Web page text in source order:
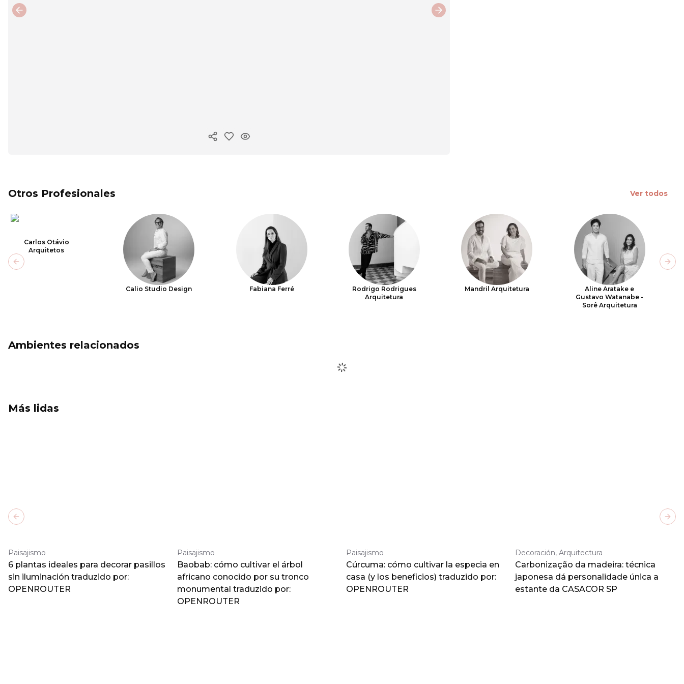
Copiar enlace
Previous slide Next slide
Otros Profesionales Ver todos
Carlos Otávio
Arquitetos
Calio Studio Design Fabiana Ferré
Rodrigo Rodrigues
Arquitetura
Mandril Arquitetura
Aline Aratake e
Gustavo Watanabe -
Sorê Arquitetura
Previous slide
Ambientes relacionados
Más lidas
Paisajismo
6 plantas ideales para decorar pasillos
sin iluminación traduzido por:
OPENROUTER
Paisajismo
Baobab: cómo cultivar el árbol
africano conocido por su tronco
monumental traduzido por:
OPENROUTER
Paisajismo
Cúrcuma: cómo cultivar la especia en
casa (y los beneficios) traduzido por:
OPENROUTER
Decoración, Arquitectura
Carbonização da madeira: técnica
japonesa dá personalidade única a
estante da CASACOR SP
Previous slide